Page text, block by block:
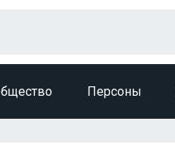
Персоны